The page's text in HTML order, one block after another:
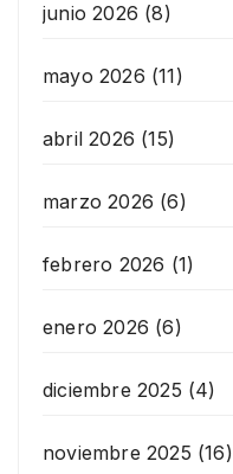
junio 2026 (8)
mayo 2026 (11)
abril 2026 (15)
marzo 2026 (6)
febrero 2026 (1)
enero 2026 (6)
diciembre 2025 (4)
noviembre 2025 (16)